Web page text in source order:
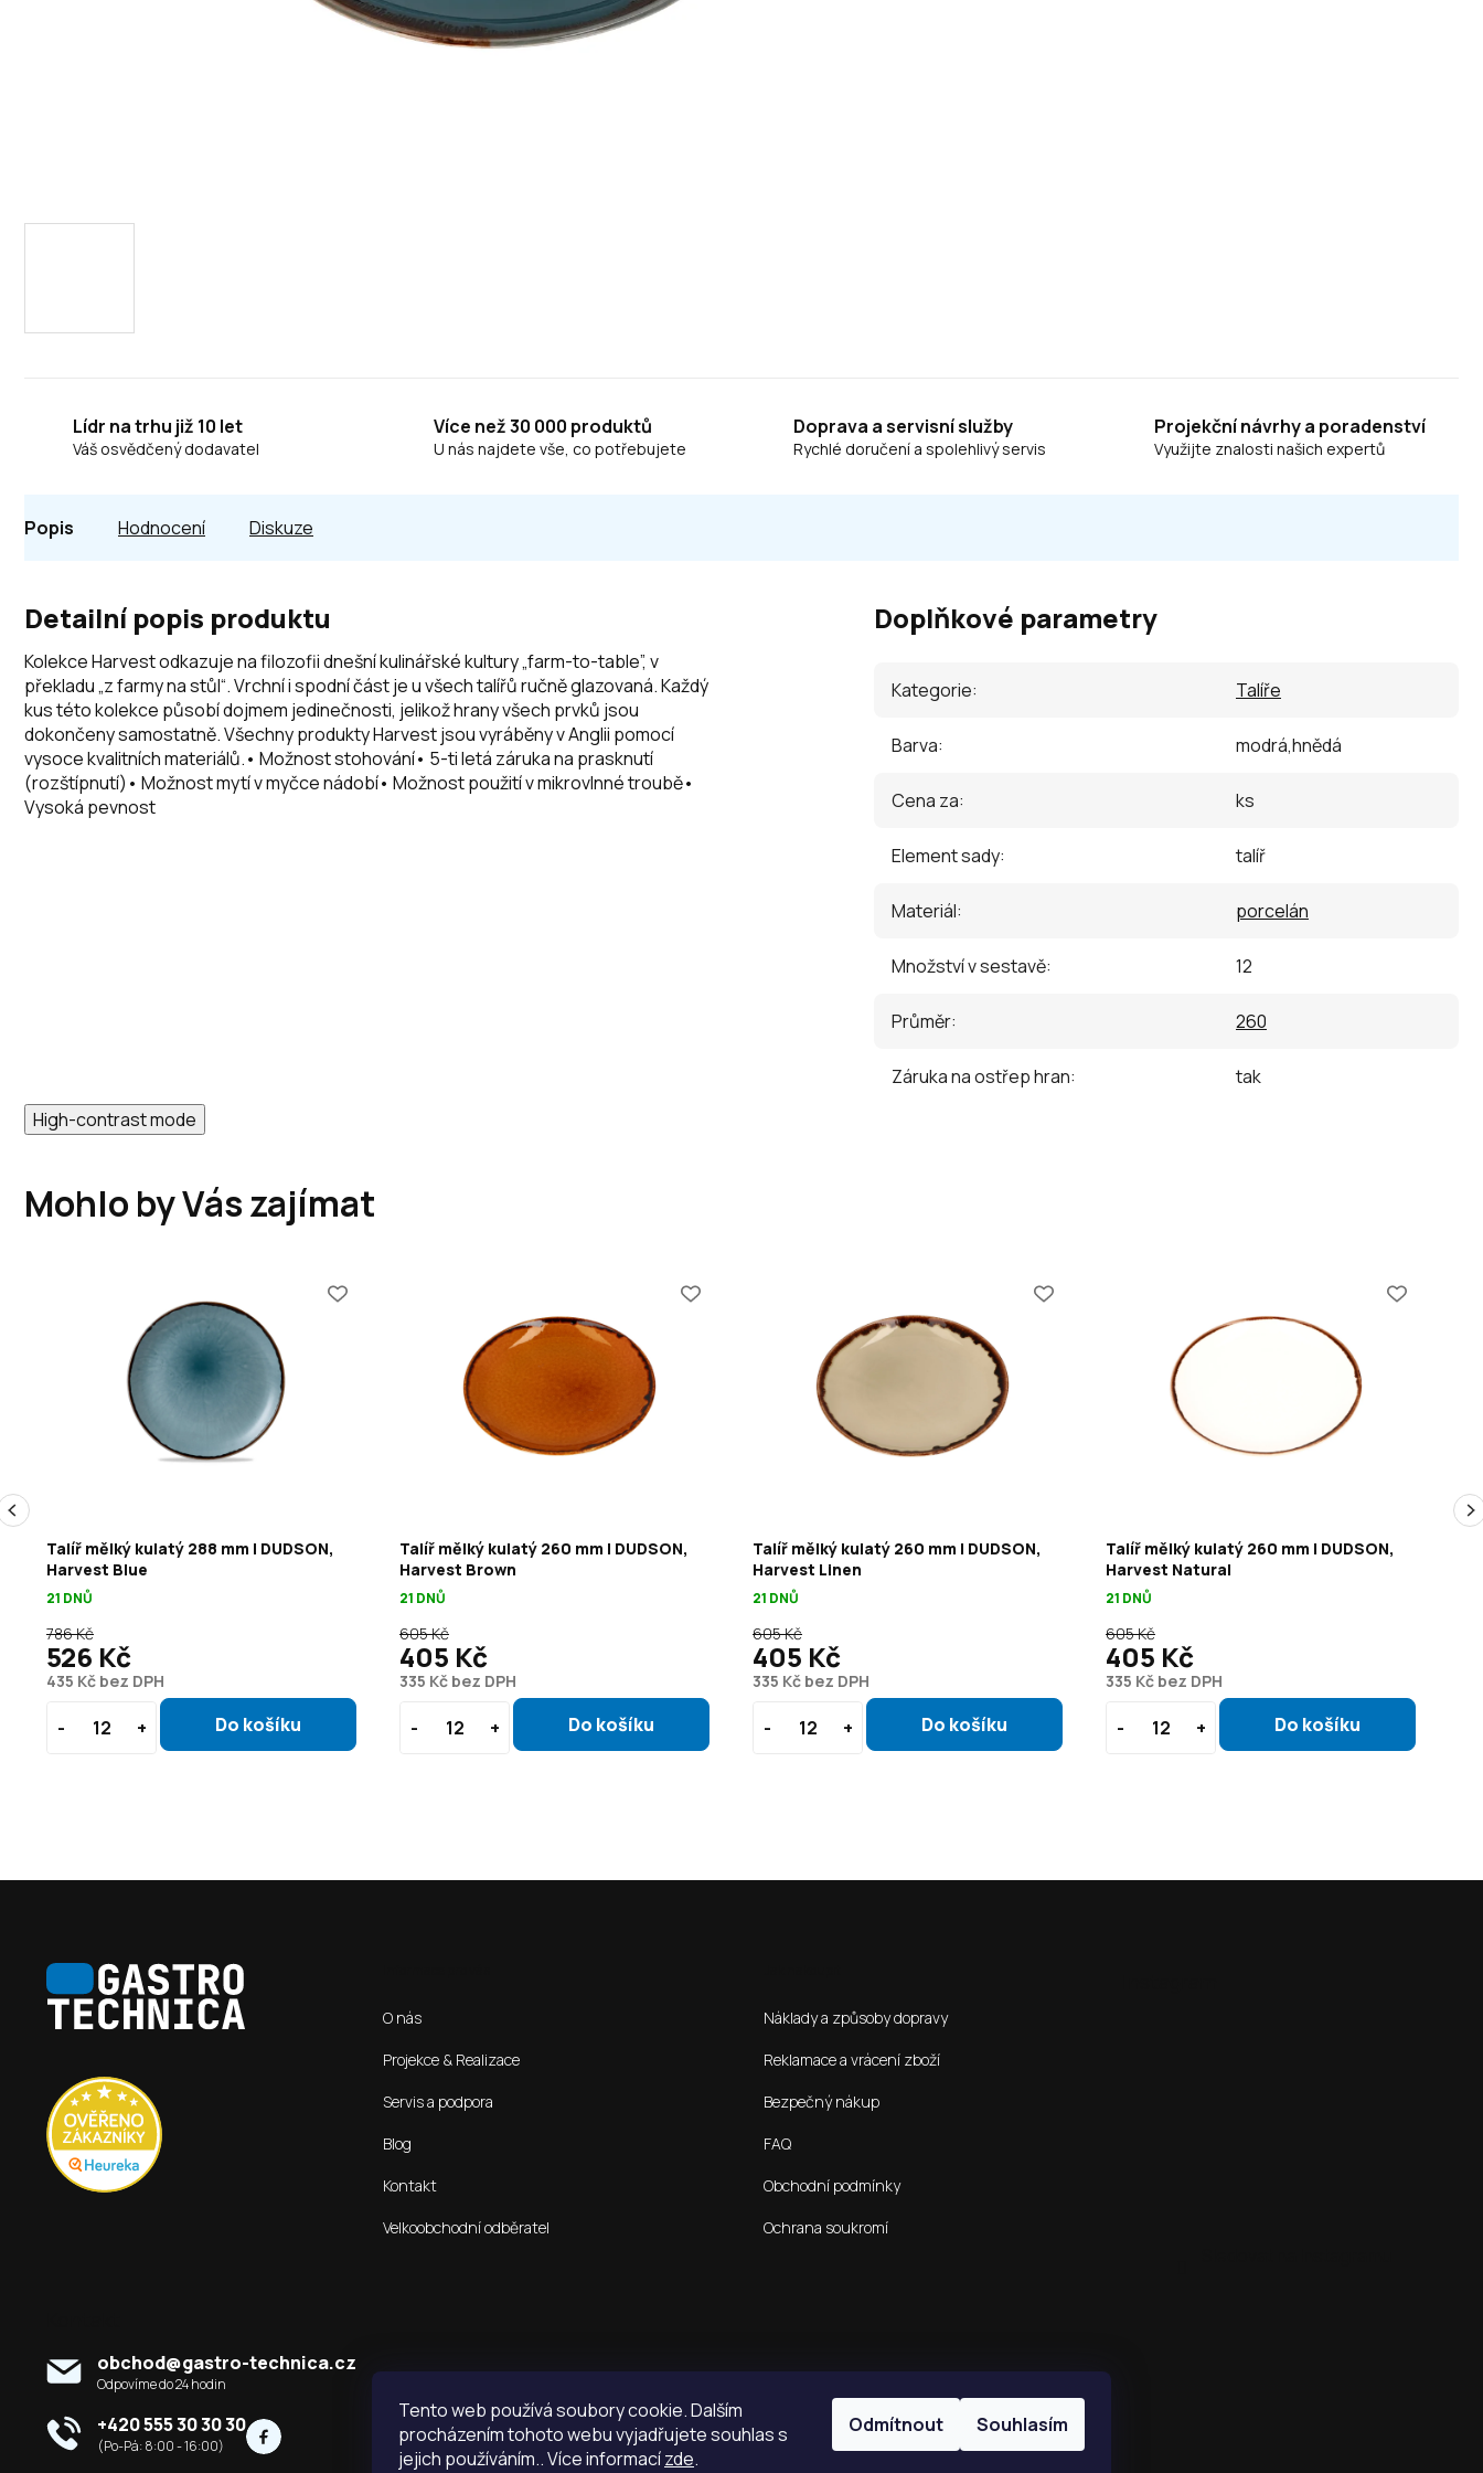
Tento web používá soubory cookie. Dalším
procházením tohoto webu vyjadřujete souhlas s
jejich používáním.. Více informacízde.
Odmítnout Souhlasím
Lídr na trhu již 10 let
Váš osvědčený dodavatel
Více než 30 000 produktů
U nás najdete vše, co potřebujete
Doprava a servisní služby
Rychlé doručení a spolehlivý servis
Projekční návrhy a poradenství
Využijte znalosti našich expertů
Popis Hodnocení Diskuze
Detailní popis produktu
Kolekce Harvest odkazuje na filozofii dnešní kulinářské kultury „farm-to-table”, v
překladu „z farmy na stůl“. Vrchní i spodní část je u všech talířů ručně glazovaná. Každý
kus této kolekce působí dojmem jedinečnosti, jelikož hrany všech prvků jsou
dokončeny samostatně. Všechny produkty Harvest jsou vyráběny v Anglii pomocí
vysoce kvalitních materiálů.• Možnost stohování• 5-ti letá záruka na prasknutí
(rozštípnutí)• Možnost mytí v myčce nádobí• Možnost použití v mikrovlnné troubě•
Vysoká pevnost
Doplňkové parametry
Kategorie: Talíře
Barva: modrá,hnědá
Cena za: ks
Element sady: talíř
Materiál: porcelán
Množství v sestavě: 12
Průměr: 260
Záruka na ostřep hran:
tak
High-contrast mode
Mohlo by Vás zajímat
Talíř mělký kulatý 288 mm | DUDSON,
Harvest Blue
21 DNŮ
435 Kč bez DPH
786 Kč
526 Kč
Talíř mělký kulatý 260 mm | DUDSON,
Harvest Brown
21 DNŮ
335 Kč bez DPH
605 Kč
405 Kč
Talíř mělký kulatý 260 mm | DUDSON,
Harvest Linen
21 DNŮ
335 Kč bez DPH
605 Kč
405 Kč
Talíř mělký kulatý 260 mm | DUDSON,
Harvest Natural
21 DNŮ
335 Kč bez DPH
605 Kč
405 Kč
O nás
Projekce & Realizace
Servis a podpora
Blog
Kontakt
Velkoobchodní odběratel
Náklady a způsoby dopravy
Reklamace a vrácení zboží
Bezpečný nákup
FAQ
Obchodní podmínky
Ochrana soukromí
obchod@gastro-technica.cz
+420 555 30 30 30